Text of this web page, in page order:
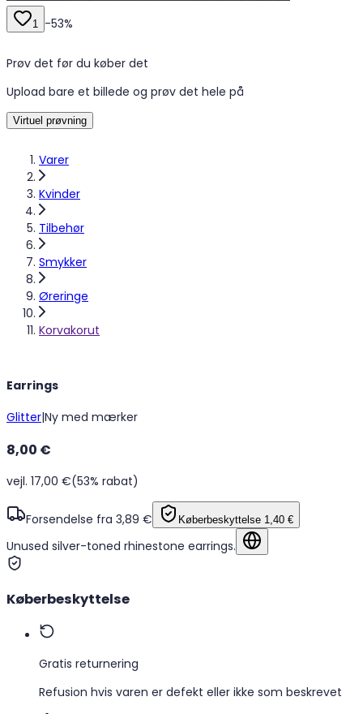
Varer
Kvinder
Tilbehør
Smykker
Øreringe
Korvakorut
1 -53%
Prøv det før du køber det
Upload bare et billede og prøv det hele på
Virtuel prøvning
Earrings
Glitter|Ny med mærker
Unused silver-toned rhinestone earrings.
8,00 €
vejl. 17,00 €(53% rabat)
Forsendelse fra 3,89 € Køberbeskyttelse 1,40 €
Køberbeskyttelse
Gratis returnering
Refusion hvis varen er defekt eller ikke som beskrevet